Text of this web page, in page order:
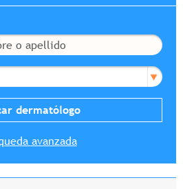
avanzada